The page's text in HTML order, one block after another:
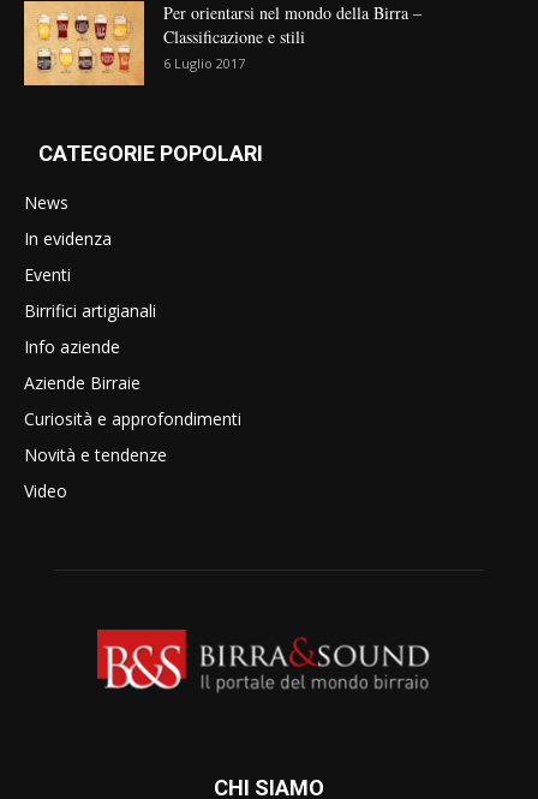
Per orientarsi nel mondo della Birra –
Classificazione e stili
6 Luglio 2017
CATEGORIE POPOLARI
News
In evidenza
Eventi
Birrifici artigianali
Info aziende
Aziende Birraie
Curiosità e approfondimenti
Novità e tendenze
Video
CHI SIAMO